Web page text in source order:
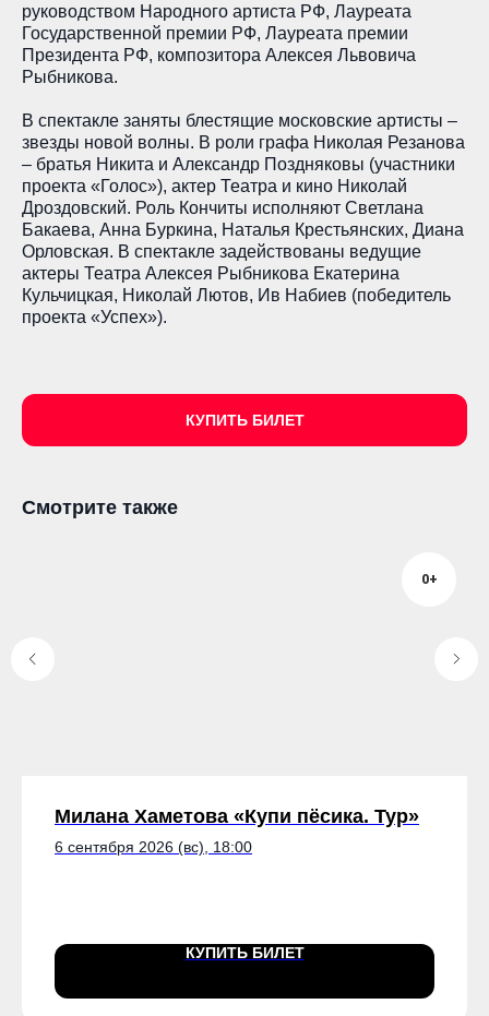
руководством Народного артиста РФ, Лауреата
Государственной премии РФ, Лауреата премии
Президента РФ, композитора Алексея Львовича
Рыбникова.
В спектакле заняты блестящие московские артисты –
звезды новой волны. В роли графа Николая Резанова
– братья Никита и Александр Поздняковы (участники
проекта «Голос»), актер Театра и кино Николай
Дроздовский. Роль Кончиты исполняют Светлана
Бакаева, Анна Буркина, Наталья Крестьянских, Диана
Орловская. В спектакле задействованы ведущие
актеры Театра Алексея Рыбникова Екатерина
Кульчицкая, Николай Лютов, Ив Набиев (победитель
проекта «Успех»).
КУПИТЬ БИЛЕТ
Смотрите также
0+
Милана Хаметова «Купи пёсика. Тур»
6 сентября 2026 (вс), 18:00
КУПИТЬ БИЛЕТ